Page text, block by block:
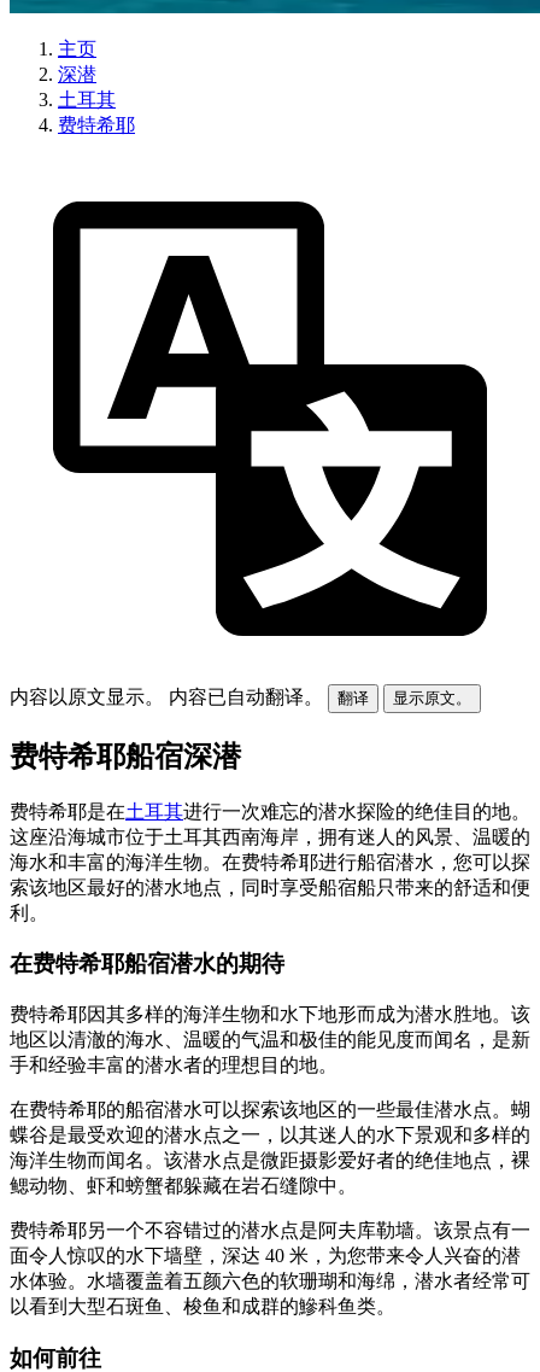
主页
深潜
土耳其
费特希耶
内容以原文显示。 内容已自动翻译。 翻译 显示原文。
费特希耶船宿深潜
费特希耶是在土耳其进行一次难忘的潜水探险的绝佳目的地。
这座沿海城市位于土耳其西南海岸，拥有迷人的风景、温暖的
海水和丰富的海洋生物。在费特希耶进行船宿潜水，您可以探
索该地区最好的潜水地点，同时享受船宿船只带来的舒适和便
利。
在费特希耶船宿潜水的期待
费特希耶因其多样的海洋生物和水下地形而成为潜水胜地。该
地区以清澈的海水、温暖的气温和极佳的能见度而闻名，是新
手和经验丰富的潜水者的理想目的地。
在费特希耶的船宿潜水可以探索该地区的一些最佳潜水点。蝴
蝶谷是最受欢迎的潜水点之一，以其迷人的水下景观和多样的
海洋生物而闻名。该潜水点是微距摄影爱好者的绝佳地点，裸
鳃动物、虾和螃蟹都躲藏在岩石缝隙中。
费特希耶另一个不容错过的潜水点是阿夫库勒墙。该景点有一
面令人惊叹的水下墙壁，深达 40 米，为您带来令人兴奋的潜
水体验。水墙覆盖着五颜六色的软珊瑚和海绵，潜水者经常可
以看到大型石斑鱼、梭鱼和成群的鰺科鱼类。
如何前往